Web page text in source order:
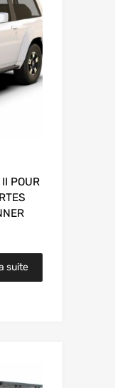
POUR
suite